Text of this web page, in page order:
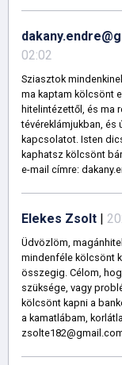
02:02
Sziasztok
ma kaptam kölcsönt
hitelintézettől, és ma
tévéreklámjukban, és
kapcsolatot. Isten
kaphatsz kölcsönt
e-mail címre:
Elekes Zsolt |
Üdvözlöm,
mindenféle kölcsönt
összegig. Célom,
szüksége, vagy
kölcsönt kapni a
a kamatlábam,